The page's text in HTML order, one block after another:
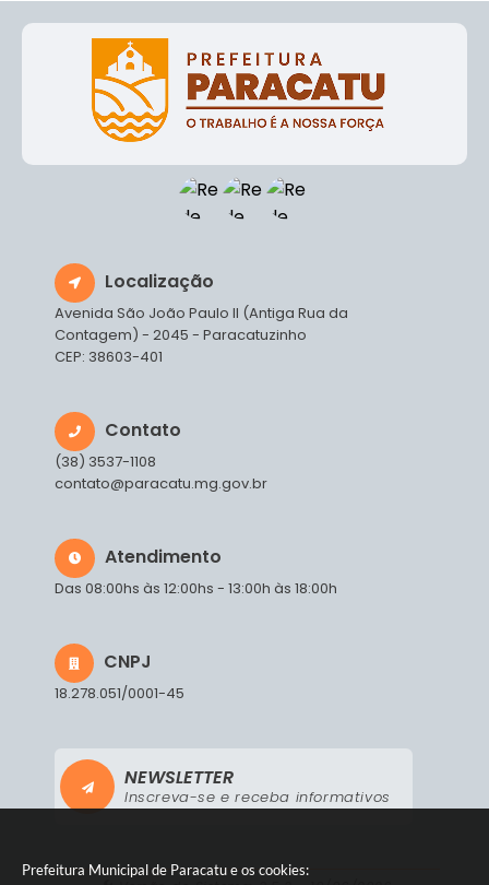
Prefeitura Municipal de Paracatu e os cookies:
Localização
Avenida São João Paulo II (Antiga Rua da
Contagem) - 2045 - Paracatuzinho
CEP: 38603-401
Contato
(38) 3537-1108
contato@paracatu.mg.gov.br
Atendimento
Das 08:00hs às 12:00hs - 13:00h às 18:00h
CNPJ
18.278.051/0001-45
NEWSLETTER
Inscreva-se e receba informativos